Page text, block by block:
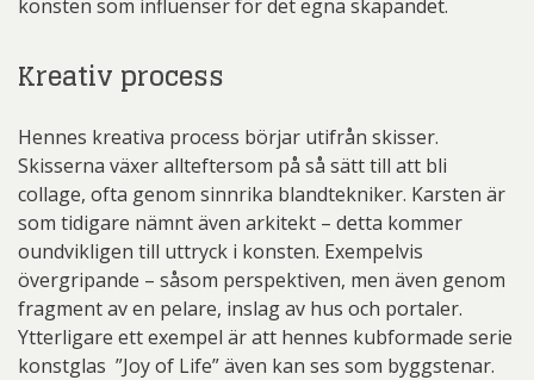
konsten som influenser för det egna skapandet.
Kreativ process
Hennes kreativa process börjar utifrån skisser.
Skisserna växer allteftersom på så sätt till att bli
collage, ofta genom sinnrika blandtekniker. Karsten är
som tidigare nämnt även arkitekt – detta kommer
oundvikligen till uttryck i konsten. Exempelvis
övergripande – såsom perspektiven, men även genom
fragment av en pelare, inslag av hus och portaler.
Ytterligare ett exempel är att hennes kubformade serie
konstglas ”Joy of Life” även kan ses som byggstenar.